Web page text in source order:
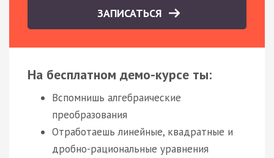
ЗАПИСАТЬСЯ
На бесплатном демо-курсе ты:
Вспомнишь алгебраические
преобразования
Отработаешь линейные, квадратные и
дробно-рациональные уравнения